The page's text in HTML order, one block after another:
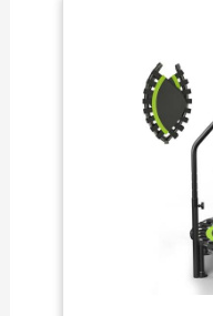
silencieux de
élastique offre
silencieuse avec
modèles à
pas, et le
en
élastiques épais
protection des
facile : le
assemblé à 60
configuration